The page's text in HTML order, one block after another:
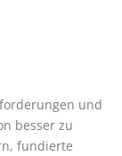
und
besser zu
fundierte